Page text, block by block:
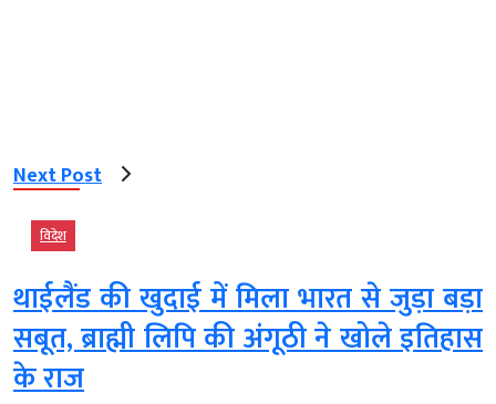
Next Post
विदेश
थाईलैंड की खुदाई में मिला भारत से जुड़ा बड़ा
सबूत, ब्राह्मी लिपि की अंगूठी ने खोले इतिहास
के राज